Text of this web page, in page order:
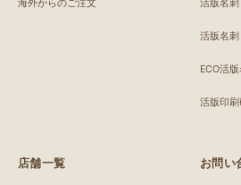
海外からのご注文 活版名刺
活版名刺
ECO活版
活版印
店舗一覧 お問い